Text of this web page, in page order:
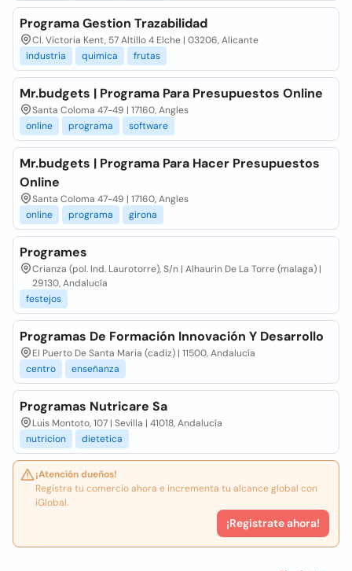
Programa Gestion Trazabilidad
Cl. Victoria Kent, 57 Altillo 4 Elche | 03206, Alicante
industria
quimica frutas
Mr.budgets | Programa Para Presupuestos Online
Santa Coloma 47-49 | 17160, Angles
online
programa software
Mr.budgets | Programa Para Hacer Presupuestos
Online
Santa Coloma 47-49 | 17160, Angles
online
programa girona
Programes
Crianza (pol. Ind. Laurotorre), S/n | Alhaurin De La Torre (malaga) |
29130, Andalucía
festejos
Programas De Formación Innovación Y Desarrollo
El Puerto De Santa Maria (cadiz) | 11500, Andalucía
centro
enseñanza
Programas Nutricare Sa
Luis Montoto, 107 | Sevilla | 41018, Andalucía
nutricion
dietetica
¡Atención dueños!
Registra tu comercio ahora e incrementa tu alcance global con
iGlobal.
¡Registrate ahora!